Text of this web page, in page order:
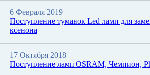
6 Февраля 2019
Поступление туманок Led ламп для
ксенона
17 Октября 2018
Поступление ламп OSRAM, Чемпион,